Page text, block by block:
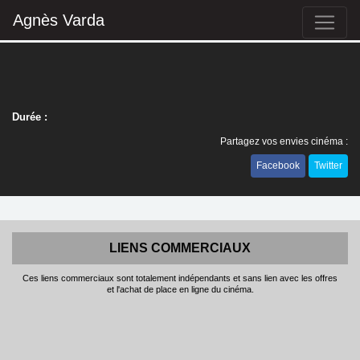
Agnès Varda
Durée :
Partagez vos envies cinéma :
Facebook Twitter
LIENS COMMERCIAUX
Ces liens commerciaux sont totalement indépendants et sans lien avec les offres
et l'achat de place en ligne du cinéma.